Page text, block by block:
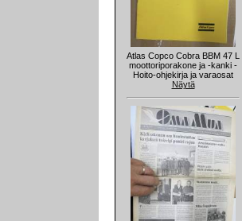
Atlas Copco Cobra BBM 47 L
moottoriporakone ja -kanki -
Hoito-ohjekirja ja varaosat
Näytä